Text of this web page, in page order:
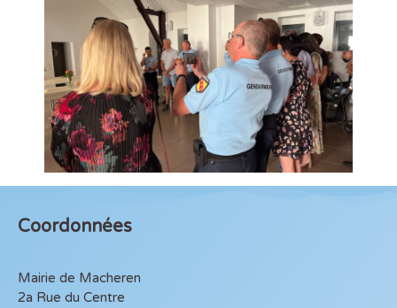
Coordonnées
Mairie de Macheren
2a Rue du Centre